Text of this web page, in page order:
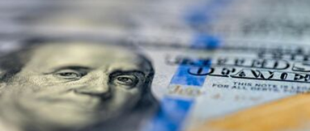
Банки "готовятся" к новому курсу доллара:
украинцам рассказали, чего ожидать в
ближайшие дни
Каким будет курс валюты в обменниках
6.08.2026 22:58 150,4 т.